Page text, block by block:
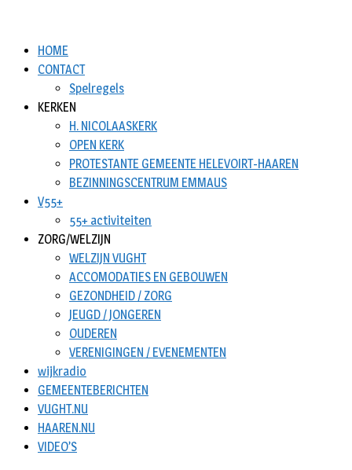
HOME
CONTACT
Spelregels
KERKEN
H. NICOLAASKERK
OPEN KERK
PROTESTANTE GEMEENTE HELEVOIRT-HAAREN
BEZINNINGSCENTRUM EMMAUS
V55+
55+ activiteiten
ZORG/WELZIJN
WELZIJN VUGHT
ACCOMODATIES EN GEBOUWEN
GEZONDHEID / ZORG
JEUGD / JONGEREN
OUDEREN
VERENIGINGEN / EVENEMENTEN
wijkradio
GEMEENTEBERICHTEN
VUGHT.NU
HAAREN.NU
VIDEO’S